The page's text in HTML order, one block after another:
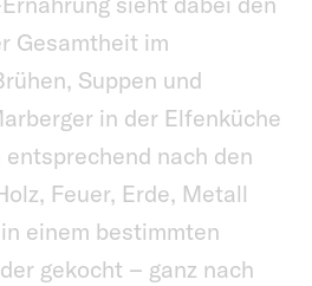
Gesamtheit im
Suppen und
in der Elfenküche
nach den
Feuer, Erde, Metall
einem bestimmten
gekocht – ganz nach